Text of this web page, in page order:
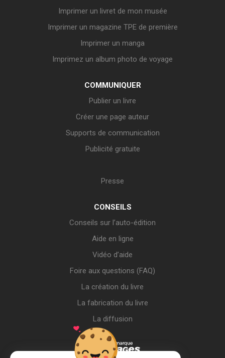
Imprimer un livret de mon musée
Imprimer un magazine TPE de première
Imprimer un manga
Imprimez un album photo de voyage
COMMUNIQUER
Publier un livre
Créer une page auteur
Supports de communication
Publicité gratuite
Presse
CONSEILS
Conseils sur l’auto-édition
Aide en ligne
Vidéo d’aide
Foire aux questions (FAQ)
La création du livre
La fabrication du livre
La diffusion